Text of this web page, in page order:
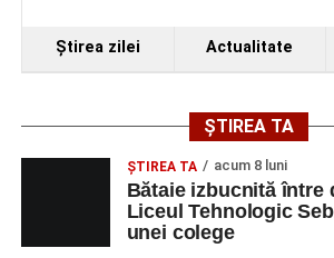
Spectacol de vals și
pași de dans”
Napoca).
AcompaniazăCluj Tango Orchestra:
Irina Indrei – pian
Ştirea zilei Actualitate
ȘTIREA TA
ŞTIREA TA acum 8 luni
Bătaie izbucnită între
Liceul Tehnologic
unei colege